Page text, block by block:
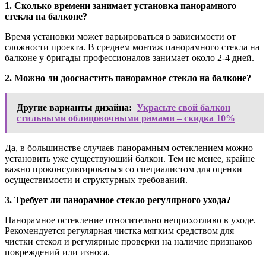
1. Сколько времени занимает установка панорамного
стекла на балконе?
Время установки может варьироваться в зависимости от
сложности проекта. В среднем монтаж панорамного стекла на
балконе у бригады профессионалов занимает около 2-4 дней.
2. Можно ли дооснастить панорамное стекло на балконе?
Другие варианты дизайна: Украсьте свой балкон
стильными облицовочными рамами – скидка 10%
Да, в большинстве случаев панорамным остеклением можно
установить уже существующий балкон. Тем не менее, крайне
важно проконсультироваться со специалистом для оценки
осуществимости и структурных требований.
3. Требует ли панорамное стекло регулярного ухода?
Панорамное остекление относительно неприхотливо в уходе.
Рекомендуется регулярная чистка мягким средством для
чистки стекол и регулярные проверки на наличие признаков
повреждений или износа.